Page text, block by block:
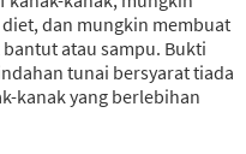
dan mungkin membuat
atau sampu. Bukti
tunai bersyarat tiada
kanak yang berlebihan